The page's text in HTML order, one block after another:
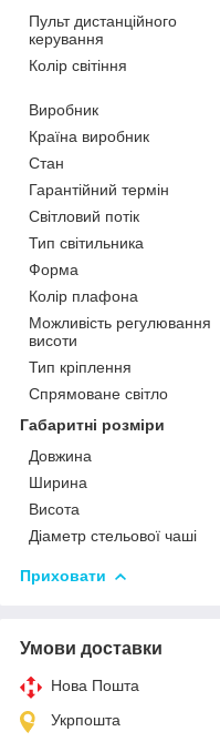
Пульт дистанційного
керування
Колір світіння
Виробник
Країна виробник
Стан
Гарантійний термін
Світловий потік
Тип світильника
Форма
Колір плафона
Можливість регулювання
висоти
Тип кріплення
Спрямоване світло
Габаритні розміри
Довжина
Ширина
Висота
Діаметр стельової чаші
Приховати
Умови доставки
Нова Пошта
Укрпошта